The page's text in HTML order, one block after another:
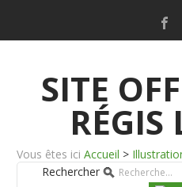
SITE
RÉGIS
Vous êtes ici Accueil >
Rechercher